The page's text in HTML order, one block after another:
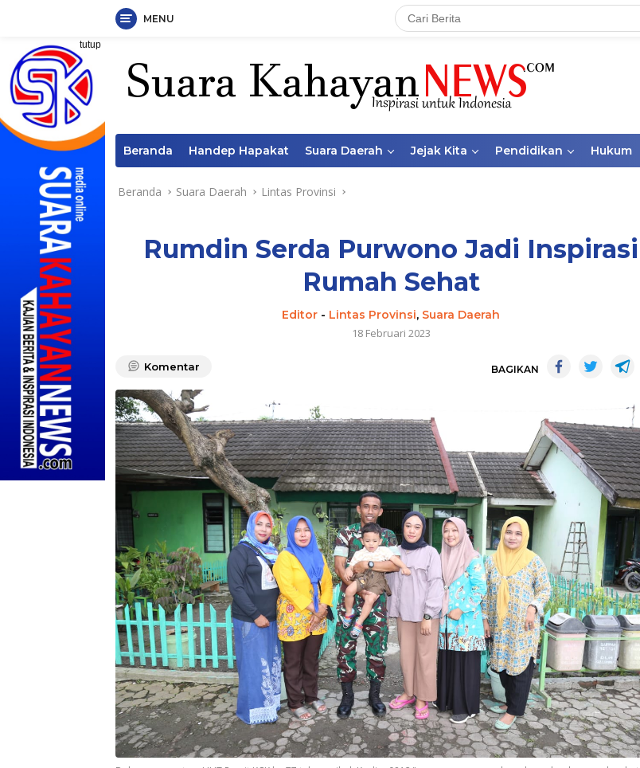
Langsung
konten
MENU
tutup
Beranda Handep Hapakat Suara Daerah Jejak Kita Pendidikan Hukum
Beranda Suara Daerah Lintas Provinsi
Rumdin Serda Purwono Jadi Inspirasi
Rumah Sehat
Editor - Lintas Provinsi, Suara Daerah
18 Februari 2023
Komentar BAGIKAN